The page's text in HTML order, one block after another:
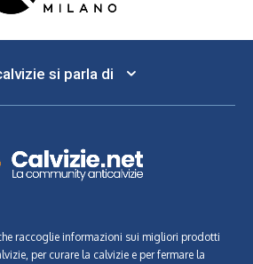
si parla di
raccoglie informazioni sui migliori prodotti
per curare la calvizie e per fermare la